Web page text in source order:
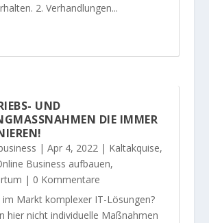
2. Verhandlungen...
UND
DIE IMMER F
| Apr 4, 2022 | Kaltakquise,
Business aufbauen,
| 0 Kommentare
im Markt komplexer IT-Lösungen?
hier nicht individuelle Maßnahmen